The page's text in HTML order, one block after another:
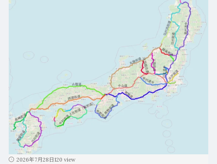
2026年7月28日120 view